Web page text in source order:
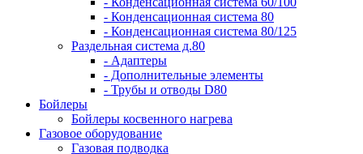
- Конденсационная система 80
- Конденсационная система 80/125
Раздельная система д.80
- Адаптеры
- Дополнительные элементы
- Трубы и отводы D80
Бойлеры
Бойлеры косвенного нагрева
Газовое оборудование
Газовая подводка